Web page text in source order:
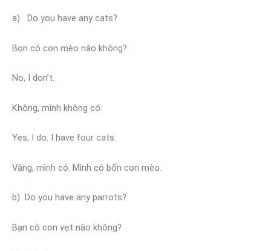
a) Do you have any cats?
Bọn có con mèo nào không?
No, I don’t.
Không, mình không có.
Yes, I do. I have four cats.
Vâng, mình có. Mình có bốn con mèo.
b) Do you have any parrots?
Bạn có con vẹt nào không?